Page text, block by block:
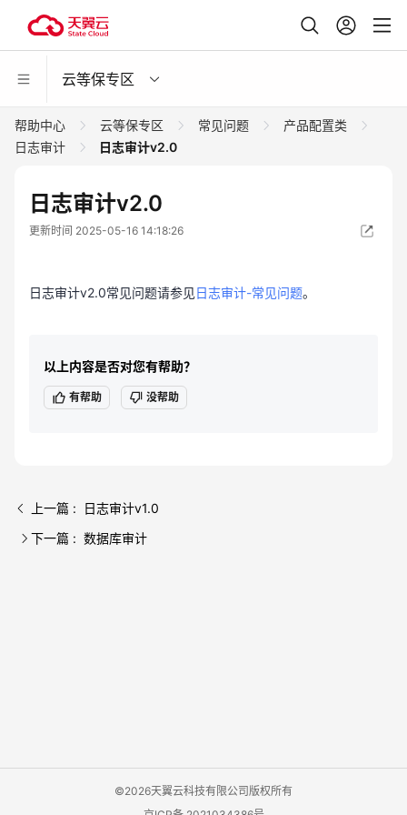
云等保专区
帮助中心 云等保专区 常见问题
产品配置类
日志审计
日志审计v2.0
日志审计v2.0
更新时间 2025-05-16 14:18:26
日志审计v2.0常见问题请参见日志审计-常见问题。
以上内容是否对您有帮助？
有帮助 没帮助
上一篇 : 日志审计v1.0
下一篇 : 数据库审计
©2026天翼云科技有限公司版权所有